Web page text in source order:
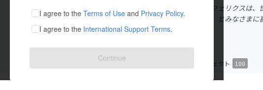
テクノロジー・ガジェット
ゲーム
映像・映画
ビジネス・起業
まちづくり・地域活性化
I agree to the Terms of Use and Privacy Policy.
I agree to the International Support Terms.
Continue
我々株式会社フェリクスは
が役に立った、とみなさまに
プロジェクト プロジェクト 100